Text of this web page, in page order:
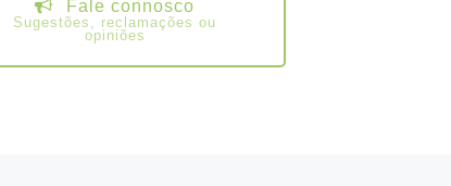
Fale connosco
Sugestões, reclamações ou
opiniões